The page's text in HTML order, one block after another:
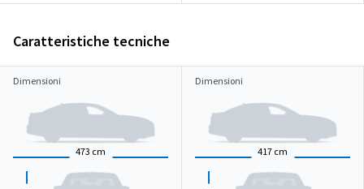
Caratteristiche tecniche
Dimensioni
473 cm
Dimensioni
417 cm